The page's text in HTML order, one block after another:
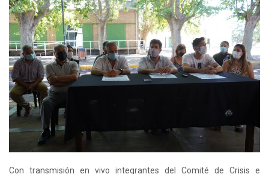
Con transmisión en vivo integrantes del Comité de Crisis e